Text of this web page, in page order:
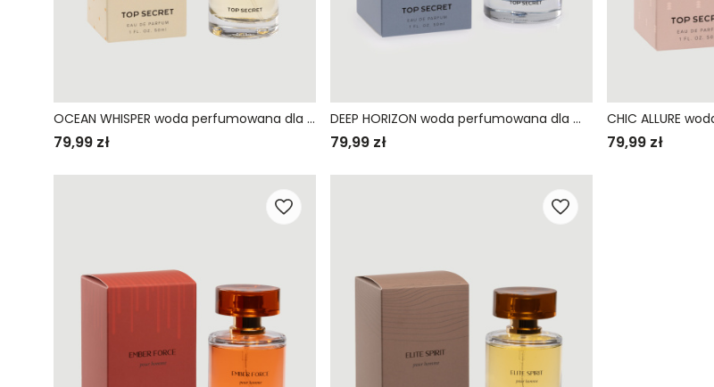
OCEAN WHISPER woda perfumowana dla kobiet
79,99 zł
DEEP HORIZON woda perfumowana dla mężczyzn
79,99 zł 79,99 zł